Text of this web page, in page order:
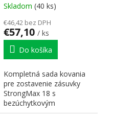
Skladom (40 ks)
€46,42 bez DPH
€57,10 / ks
Do košíka
Kompletná sada kovania
pre zostavenie zásuvky
StrongMax 18 s
bezúchytkovým
otváraním" "PUSH". Nutné